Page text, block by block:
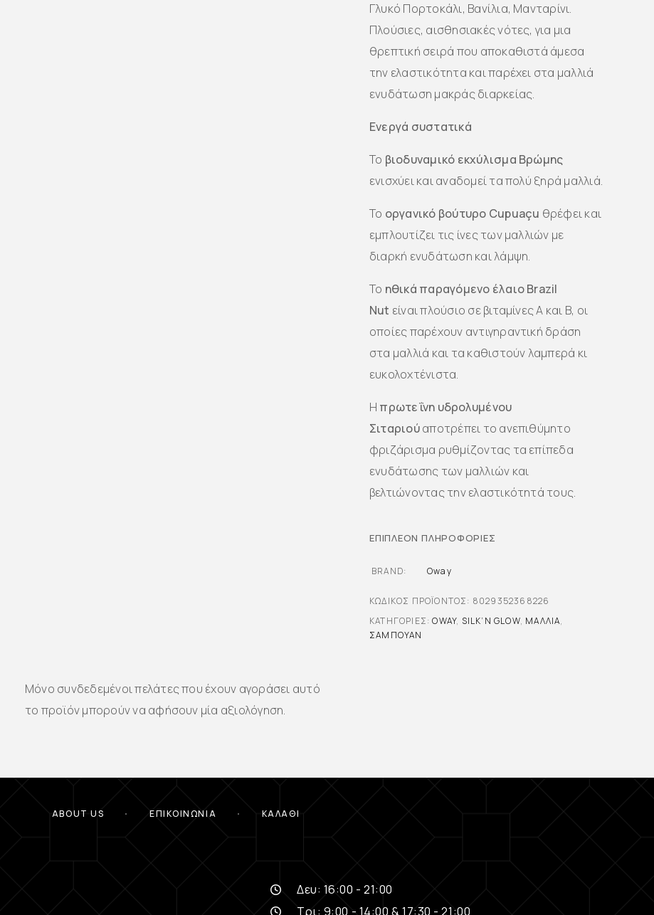
Γλυκό Πορτοκάλι, Βανίλια, Μανταρίνι.
Πλούσιες, αισθησιακές νότες, για μια
θρεπτική σειρά που αποκαθιστά άμεσα
την ελαστικότητα και παρέχει στα μαλλιά
ενυδάτωση μακράς διαρκείας.
Ενεργά συστατικά
Το βιοδυναμικό εκχύλισμα Βρώμης
ενισχύει και αναδομεί τα πολύ ξηρά μαλλιά.
Το οργανικό βούτυρο Cupuaçu θρέφει και
εμπλουτίζει τις ίνες των μαλλιών με
διαρκή ενυδάτωση και λάμψη.
Το ηθικά παραγόμενο έλαιο Brazil
Nut είναι πλούσιο σε βιταμίνες Α και Β, οι
οποίες παρέχουν αντιγηραντική δράση
στα μαλλιά και τα καθιστούν λαμπερά κι
ευκολοχτένιστα.
Η πρωτεΐνη υδρολυμένου
Σιταριούαποτρέπει το ανεπιθύμητο
φριζάρισμα ρυθμίζοντας τα επίπεδα
ενυδάτωσης των μαλλιών και
βελτιώνοντας την ελαστικότητά τους.
ΕΠΙΠΛΈΟΝ ΠΛΗΡΟΦΟΡΊΕΣ
BRAND Oway
ΚΩΔΙΚΌΣ ΠΡΟΪΌΝΤΟΣ: 8029352368226
ΚΑΤΗΓΟΡΊΕΣ:OWAY, SILK’N GLOW, ΜΑΛΛΙΆ,
ΣΑΜΠΟΥΆΝ
Μόνο συνδεδεμένοι πελάτες που έχουν αγοράσει αυτό
το προϊόν μπορούν να αφήσουν μία αξιολόγηση.
ABOUT US ΕΠΙΚΟΙΝΩΝΊΑ ΚΑΛΆΘΙ
Δευ: 16:00 - 21:00
Τρι: 9:00 - 14:00 & 17:30 - 21:00